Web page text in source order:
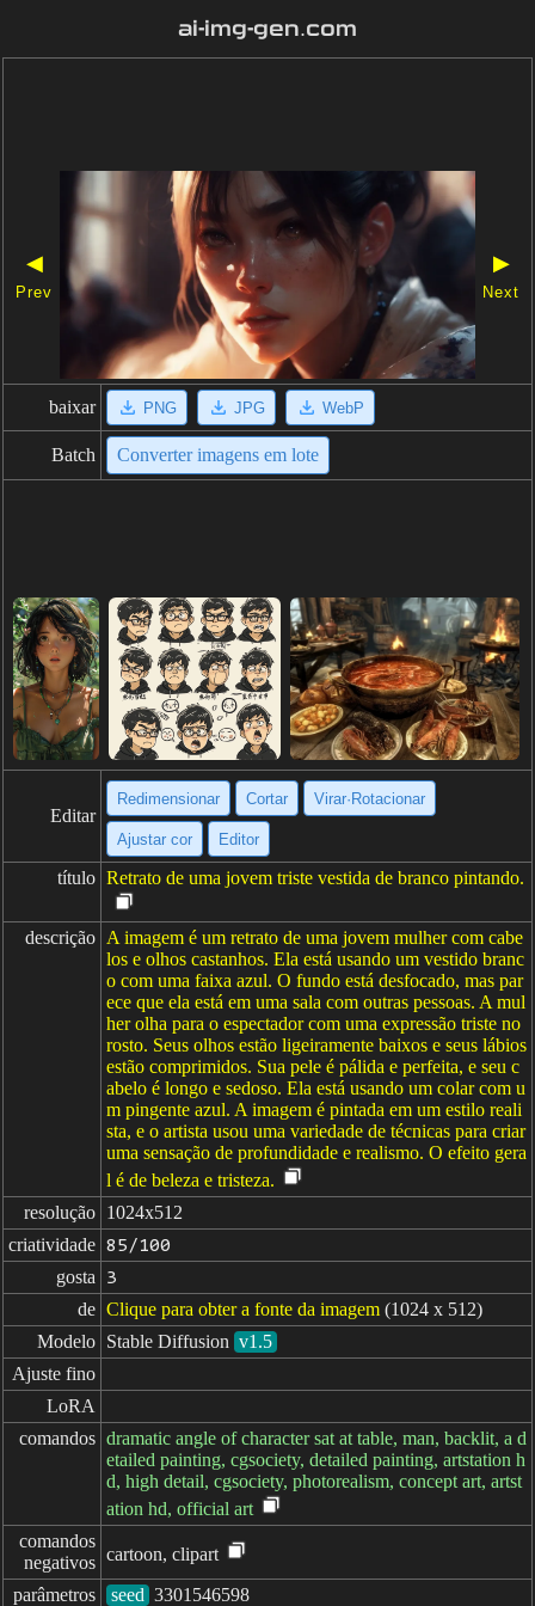
ai-img-gen.com
◀
Prev
▶
Next
baixar PNG JPG WebP
Batch Converter imagens em lote
Editar
Redimensionar Cortar Virar·Rotacionar
Ajustar cor Editor
título Retrato de uma jovem triste vestida de branco pintando.
descrição A imagem é um retrato de uma jovem mulher com cabe
los e olhos castanhos. Ela está usando um vestido branc
o com uma faixa azul. O fundo está desfocado, mas par
ece que ela está em uma sala com outras pessoas. A mul
her olha para o espectador com uma expressão triste no
rosto. Seus olhos estão ligeiramente baixos e seus lábios
estão comprimidos. Sua pele é pálida e perfeita, e seu c
abelo é longo e sedoso. Ela está usando um colar com u
m pingente azul. A imagem é pintada em um estilo reali
sta, e o artista usou uma variedade de técnicas para criar
uma sensação de profundidade e realismo. O efeito gera
l é de beleza e tristeza.
resolução 1024x512
criatividade 85/100
gosta 3
de Clique para obter a fonte da imagem (1024 x 512)
Modelo Stable Diffusion v1.5
Ajuste fino
LoRA
comandos dramatic angle of character sat at table, man, backlit, a d
etailed painting, cgsociety, detailed painting, artstation h
d, high detail, cgsociety, photorealism, concept art, artst
ation hd, official art
comandos
negativos cartoon, clipart
parâmetros
seed